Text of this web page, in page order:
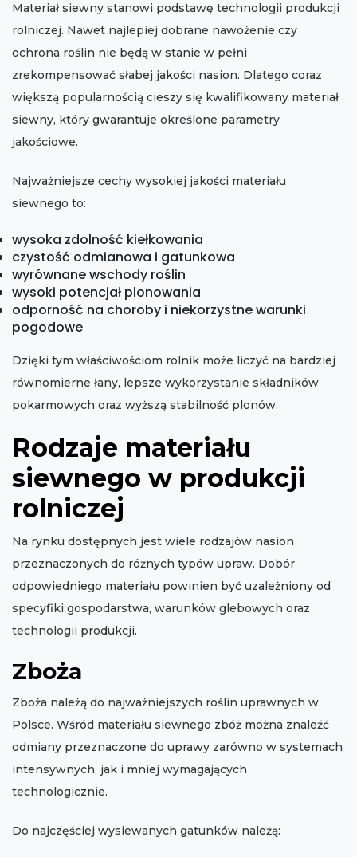
Materiał siewny stanowi podstawę technologii produkcji
rolniczej. Nawet najlepiej dobrane nawożenie czy
ochrona roślin nie będą w stanie w pełni
zrekompensować słabej jakości nasion. Dlatego coraz
większą popularnością cieszy się kwalifikowany materiał
siewny, który gwarantuje określone parametry
jakościowe.
Najważniejsze cechy wysokiej jakości materiału
siewnego to:
wysoka zdolność kiełkowania
czystość odmianowa i gatunkowa
wyrównane wschody roślin
wysoki potencjał plonowania
odporność na choroby i niekorzystne warunki
pogodowe
Dzięki tym właściwościom rolnik może liczyć na bardziej
równomierne łany, lepsze wykorzystanie składników
pokarmowych oraz wyższą stabilność plonów.
Rodzaje materiału
siewnego w produkcji
rolniczej
Na rynku dostępnych jest wiele rodzajów nasion
przeznaczonych do różnych typów upraw. Dobór
odpowiedniego materiału powinien być uzależniony od
specyfiki gospodarstwa, warunków glebowych oraz
technologii produkcji.
Zboża
Zboża należą do najważniejszych roślin uprawnych w
Polsce. Wśród materiału siewnego zbóż można znaleźć
odmiany przeznaczone do uprawy zarówno w systemach
intensywnych, jak i mniej wymagających
technologicznie.
Do najczęściej wysiewanych gatunków należą: